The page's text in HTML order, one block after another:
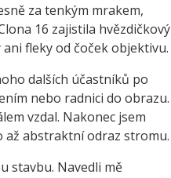
za tenkým mrakem,
16 zajistila hvězdičkový
fleky od čoček objektivu.
dalších účastníků po
nebo radnici do obrazu.
vzdal. Nakonec jsem
až abstraktní odraz stromu.
stavbu. Navedli mě